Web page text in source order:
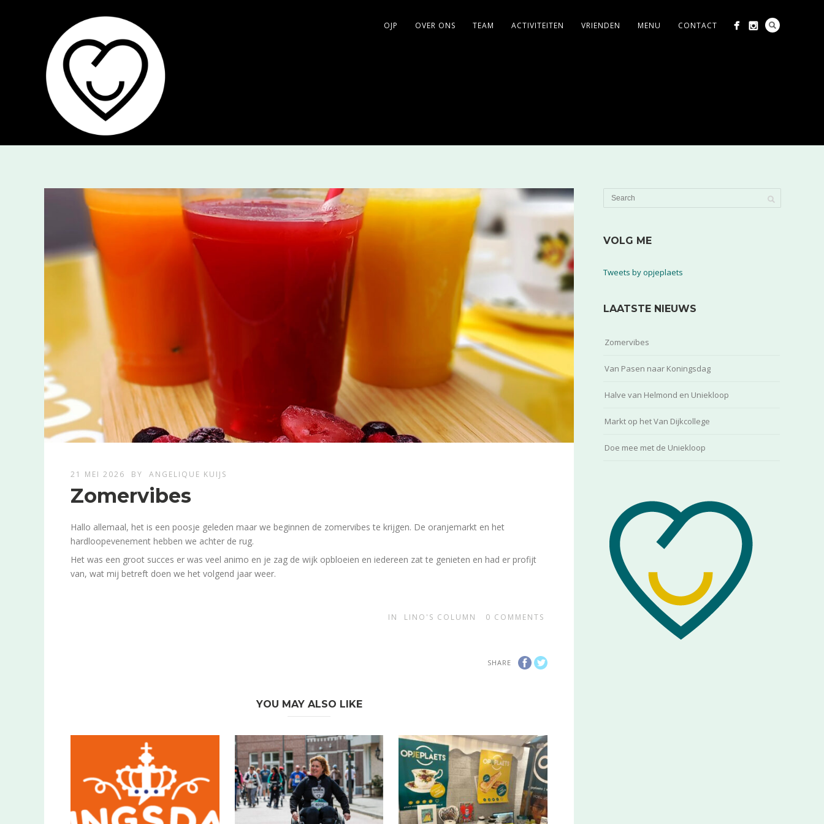
OJP OVER ONS TEAM ACTIVITEITEN VRIENDEN MENU CONTACT
21 MEI 2026 BY ANGELIQUE KUIJS
Zomervibes
Hallo allemaal, het is een poosje geleden maar we beginnen de zomervibes te krijgen. De oranjemarkt en het
hardloopevenement hebben we achter de rug.
Het was een groot succes er was veel animo en je zag de wijk opbloeien en iedereen zat te genieten en had er profijt
van, wat mij betreft doen we het volgend jaar weer.
IN LINO'S COLUMN 0 COMMENTS
SHARE
YOU MAY ALSO LIKE
VOLG ME
Tweets by opjeplaets
LAATSTE NIEUWS
Zomervibes
Van Pasen naar Koningsdag
Halve van Helmond en Uniekloop
Markt op het Van Dijkcollege
Doe mee met de Uniekloop